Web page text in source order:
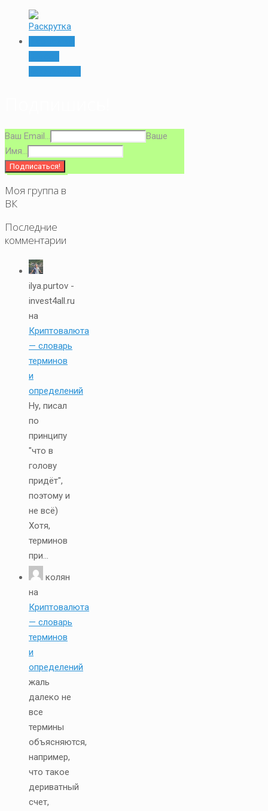
Ваш Email...
Ваше
Имя...
Моя группа в
ВК
Последние
комментарии
ilya.purtov -
invest4all.ru
на
Криптовалюта
— словарь
терминов
и
определений
Ну, писал
по
принципу
"что в
голову
придёт",
поэтому и
не всё)
Хотя,
терминов
при...
колян
на
Криптовалюта
— словарь
терминов
и
определений
жаль
далеко не
все
термины
объясняются,
например,
что такое
дериватный
счет,